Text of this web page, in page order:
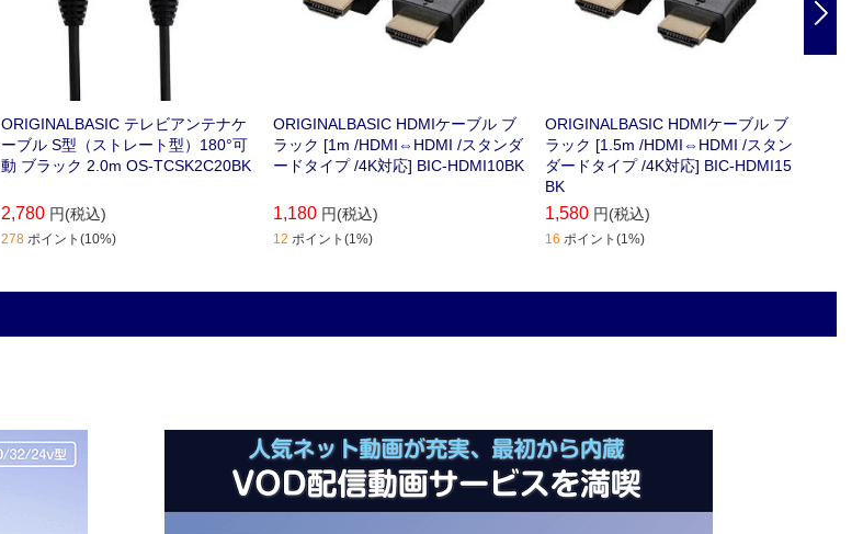
ORIGINALBASIC テレビアンテナケ
ーブル S型（ストレート型）180°可
動 ブラック 2.0m OS-TCSK2C20BK
2,780 円(税込)
278 ポイント(10%)
ORIGINALBASIC HDMIケーブル ブ
ラック [1m /HDMI⇔HDMI /スタンダ
ードタイプ /4K対応] BIC-HDMI10BK
1,180 円(税込)
12 ポイント(1%)
ORIGINALBASIC HDMIケーブル ブ
ラック [1.5m /HDMI⇔HDMI /スタン
ダードタイプ /4K対応] BIC-HDMI15
BK
1,580 円(税込)
16 ポイント(1%)